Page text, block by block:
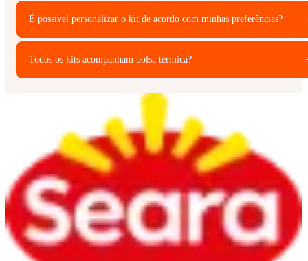
É possível personalizar o kit de acordo com minhas preferências?
Todos os kits acompanham bolsa térmica?